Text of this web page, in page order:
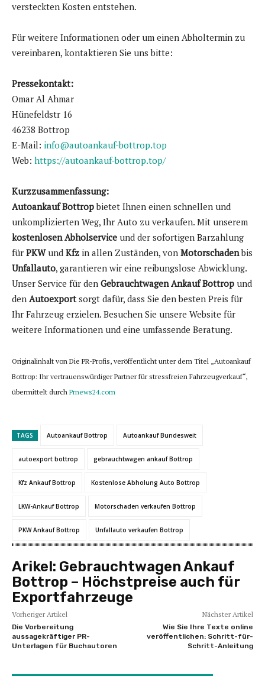
versteckten Kosten entstehen.
Für weitere Informationen oder um einen Abholtermin zu
vereinbaren, kontaktieren Sie uns bitte:
Pressekontakt:
Omar Al Ahmar
Hünefeldstr 16
46238 Bottrop
E-Mail: info@autoankauf-bottrop.top
Web: https://autoankauf-bottrop.top/
Kurzzusammenfassung:
Autoankauf Bottropbietet Ihnen einen schnellen und
unkomplizierten Weg, Ihr Auto zu verkaufen. Mit unserem
kostenlosen Abholservice und der sofortigen Barzahlung
für PKWund Kfz in allen Zuständen, von Motorschadenbis
Unfallauto, garantieren wir eine reibungslose Abwicklung.
Unser Service für den Gebrauchtwagen Ankauf Bottrop und
den Autoexportsorgt dafür, dass Sie den besten Preis für
Ihr Fahrzeug erzielen. Besuchen Sie unsere Website für
weitere Informationen und eine umfassende Beratung.
Originalinhalt von Die PR-Profis, veröffentlicht unter dem Titel „Autoankauf
Bottrop: Ihr vertrauenswürdiger Partner für stressfreien Fahrzeugverkauf“,
übermittelt durch Prnews24.com
TAGS Autoankauf Bottrop Autoankauf Bundesweit
autoexport bottrop gebrauchtwagen ankauf Bottrop
Kfz Ankauf Bottrop Kostenlose Abholung Auto Bottrop
LKW-Ankauf Bottrop Motorschaden verkaufen Bottrop
PKW Ankauf Bottrop Unfallauto verkaufen Bottrop
Arikel: Gebrauchtwagen Ankauf
Bottrop – Höchstpreise auch für
Exportfahrzeuge
Vorheriger Artikel
Die Vorbereitung
aussagekräftiger PR-
Unterlagen für Buchautoren
Nächster Artikel
Wie Sie Ihre Texte online
veröffentlichen: Schritt-für-
Schritt-Anleitung